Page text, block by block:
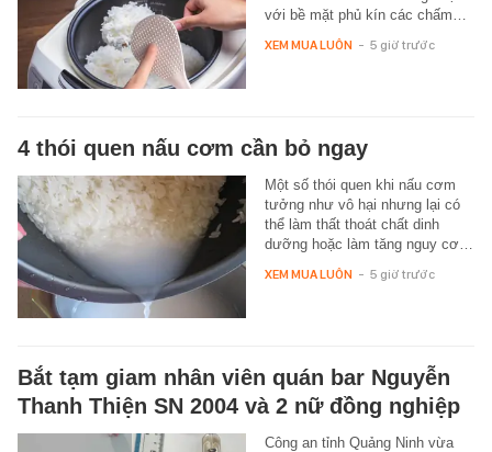
với bề mặt phủ kín các chấm…
XEM MUA LUÔN - 5 giờ trước
4 thói quen nấu cơm cần bỏ ngay
Một số thói quen khi nấu cơm
tưởng như vô hại nhưng lại có
thể làm thất thoát chất dinh
dưỡng hoặc làm tăng nguy cơ…
XEM MUA LUÔN - 5 giờ trước
Bắt tạm giam nhân viên quán bar Nguyễn
Thanh Thiện SN 2004 và 2 nữ đồng nghiệp
Công an tỉnh Quảng Ninh vừa